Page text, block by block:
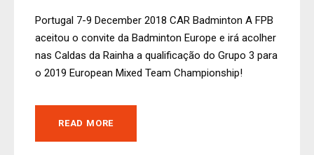
Portugal 7-9 December 2018 CAR Badminton A FPB
aceitou o convite da Badminton Europe e irá acolher
nas Caldas da Rainha a qualificação do Grupo 3 para
o 2019 European Mixed Team Championship!
READ MORE